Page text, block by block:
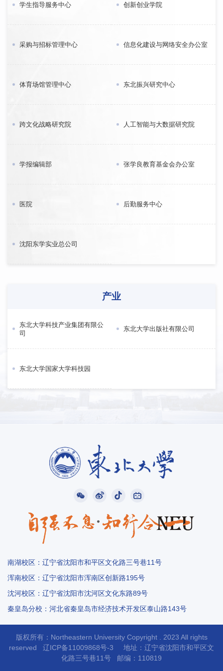
学生指导服务中心 创新创业学院
采购与招标管理中心 信息化建设与网络安全办公室
体育场馆管理中心 东北振兴研究中心
跨文化战略研究院 人工智能与大数据研究院
学报编辑部 张学良教育基金会办公室
医院 后勤服务中心
沈阳东学实业总公司
产业
东北大学科技产业集团有限公
司
东北大学出版社有限公司
东北大学国家大学科技园
南湖校区：辽宁省沈阳市和平区文化路三号巷11号
浑南校区：辽宁省沈阳市浑南区创新路195号
沈河校区：辽宁省沈阳市沈河区文化东路89号
秦皇岛分校：河北省秦皇岛市经济技术开发区泰山路143号
版权所有：Northeastern University Copyright . 2023 All rights
reserved 辽ICP备11009868号-3
地址：辽宁省沈阳市和平区文
化路三号巷11号 邮编：110819